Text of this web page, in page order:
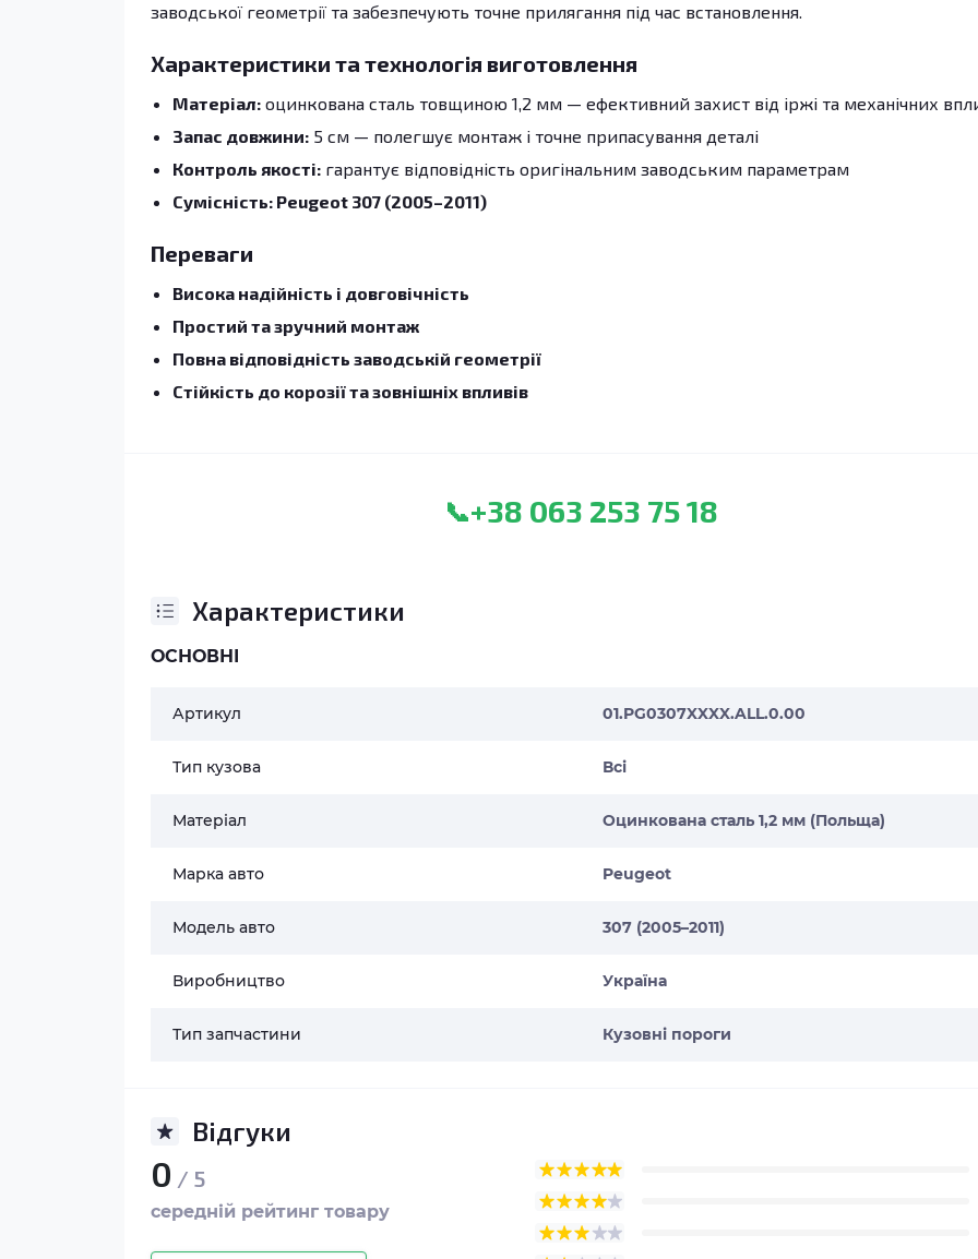
заводської геометрії та забезпечують точне прилягання під час встановлення.
Характеристики та технологія виготовлення
Матеріал: оцинкована сталь товщиною 1,2 мм — ефективний захист від іржі та механічних
Запас довжини: 5 см — полегшує монтаж і точне припасування деталі
Контроль якості: гарантує відповідність оригінальним заводським параметрам
Сумісність: Peugeot 307 (2005–2011)
Переваги
Висока надійність і довговічність
Простий та зручний монтаж
Повна відповідність заводській геометрії
Стійкість до корозії та зовнішніх впливів
📞+38 063 253 75 18
Характеристики
ОСНОВНІ
Артикул 01.PG0307XXXX.ALL.0.00
Тип кузова Всі
Матеріал Оцинкована сталь 1,2 мм (Польща)
Марка авто Peugeot
Модель авто 307 (2005–2011)
Виробництво Україна
Тип запчастини Кузовні пороги
Відгуки
0 / 5
середній рейтинг товару